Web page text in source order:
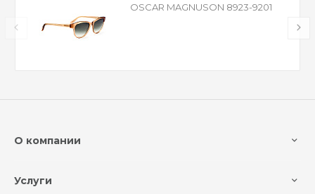
OSCAR MAGNUSON 8923-9201
О компании
Услуги